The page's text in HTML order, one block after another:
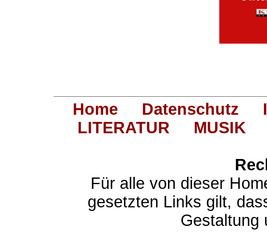
Home Datenschutz
LITERATUR
MUSIK
Für alle von dieser
gesetzten Links gilt,
Gestaltung